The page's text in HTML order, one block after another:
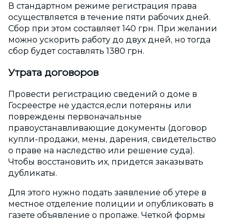
В стандартном режиме регистрация права
осуществляется в течение пяти рабочих дней.
Сбор при этом составляет 140 грн. При желании
можно ускорить работу до двух дней, но тогда
сбор будет составлять 1380 грн.
Утрата договоров
Провести регистрацию сведений о доме в
Госреестре не удастся,если потеряны или
повреждены первоначальные
правоустанавливающие документы (договор
купли-продажи, мены, дарения, свидетельство
о праве на наследство или решение суда).
Чтобы восстановить их, придется заказывать
дубликаты.
Для этого нужно подать заявление об утере в
местное отделение полиции и опубликовать в
газете объявление о пропаже. Четкой формы